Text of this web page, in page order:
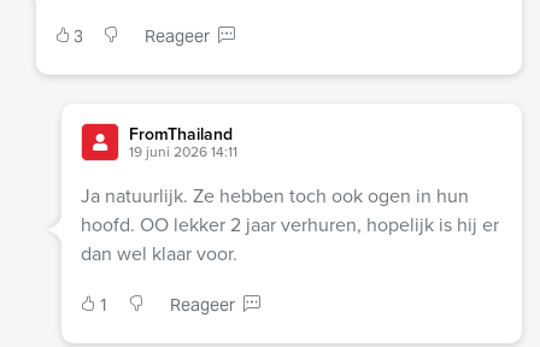
3 Reageer
FromThailand
19 juni 2026 14:11
Ja natuurlijk. Ze hebben toch ook ogen in hun
hoofd. OO lekker 2 jaar verhuren, hopelijk is hij er
dan wel klaar voor.
1 Reageer